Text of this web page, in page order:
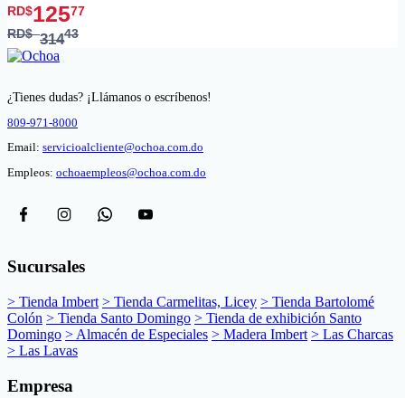
RD$12577
RD$31443
¿Tienes dudas? ¡Llámanos o escríbenos!
809-971-8000
Email: servicioalcliente@ochoa.com.do
Empleos: ochoaempleos@ochoa.com.do
Sucursales
> Tienda Imbert > Tienda Carmelitas, Licey > Tienda Bartolomé
Colón > Tienda Santo Domingo > Tienda de exhibición Santo
Domingo > Almacén de Especiales > Madera Imbert > Las Charcas
> Las Lavas
Empresa